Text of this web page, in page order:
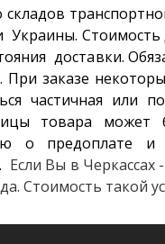
Украины.
доставки.
заказе
частичная или
товара может
о предоплате и
Если Вы в
Стоимость такой
1 910
Hifly
1 630